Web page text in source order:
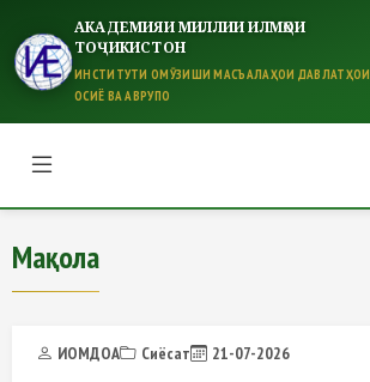
АКАДЕМИЯИ МИЛЛИИ ИЛМҲОИ
ТОҶИКИСТОН
ИНСТИТУТИ ОМӮЗИШИ МАСЪАЛАҲОИ ДАВЛАТҲОИ
ОСИЁ ВА АВРУПО
Мақола
Мақола
ИОМДОА Сиёсат 21-07-2026